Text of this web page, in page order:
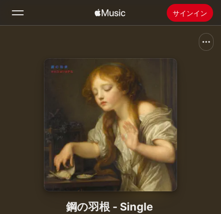
サインイン
Apple Musicをインストール
鋼の羽根 - Single